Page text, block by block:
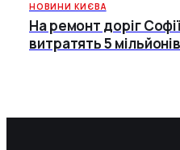
НОВИНИ КИЄВА
На ремонт доріг
витратять 5